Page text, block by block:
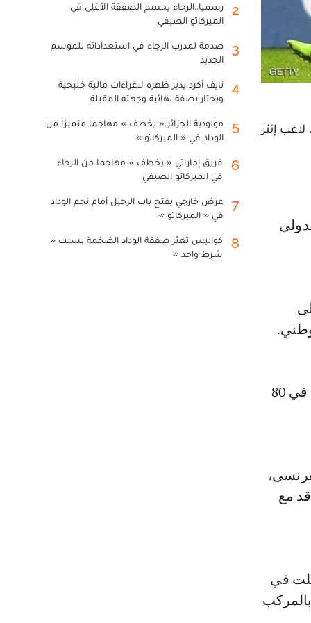
إنتر
وأشارت إلى أن الملبغ الذي حددته إدارة الإنتر للتخلي عن النجم المغربي في 80
مع
في
2
رسميا..الرجاء يحسم الصفقة الأغلى في
الميركاتو الصيفي
3
صدمة لمدرب الرجاء في استعداداته للموسم
الجديد
4
نايف أكرد يدير ظهره لاغراءات مالية خليجية
ويختار بصفة نهائية وجهته المقبلة
5
مولودية الجزائر « يخطف » مهاجما متميزا من
الوداد في « الميركاتو »
6
فريق إماراتي « يخطف » مهاجما من الرجاء
في الميركاتو الصيفي
7
عرض خارجي يفتح باب الرحيل أمام نجم الوداد
في « الميركاتو »
8
كواليس تعثر صفقة الوداد الضخمة بسبب «
شرط واحد »